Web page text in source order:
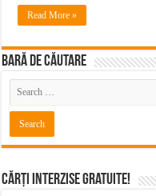
Read More »
BARĂ DE CĂUTARE
Cărți Interzise Gratuite!